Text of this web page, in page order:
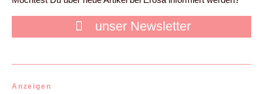
unser Newsletter
Anzeigen